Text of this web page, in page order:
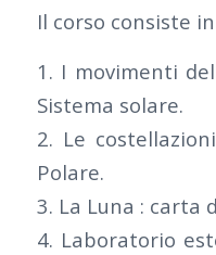
Il corso consiste
1. I movimenti
Sistema solare.
2. Le
Polare.
3. La Luna : carta
4. Laboratorio